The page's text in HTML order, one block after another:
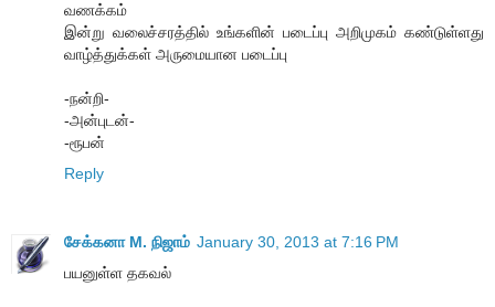
வணக்கம்
இன்று வலைச்சரத்தில் உங்களின் படைப்பு அறிமுகம் கண்டுள்ளது
வாழ்த்துக்கள் அருமையான படைப்பு
-நன்றி-
-அன்புடன்-
-ரூபன்
Reply
சேக்கனா M. நிஜாம் January 30, 2013 at 7:16 PM
பயனுள்ள தகவல்